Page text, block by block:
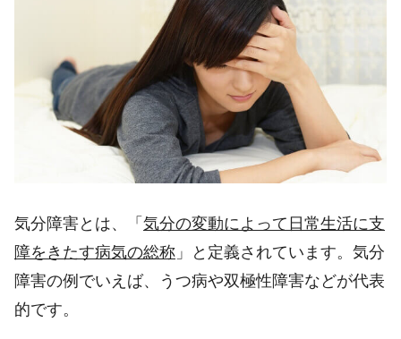
気分障害とは、「 気分の変動によって日常生活に支
障をきたす病気の総称 」と定義されています。気分
障害の例でいえば、うつ病や双極性障害などが代表
的です。